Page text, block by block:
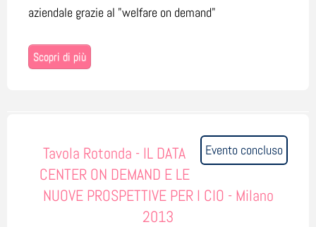
aziendale grazie al "welfare on demand"
Scopri di più
Evento concluso
Tavola Rotonda - IL DATA
CENTER ON DEMAND E LE
NUOVE PROSPETTIVE PER I CIO - Milano
2013